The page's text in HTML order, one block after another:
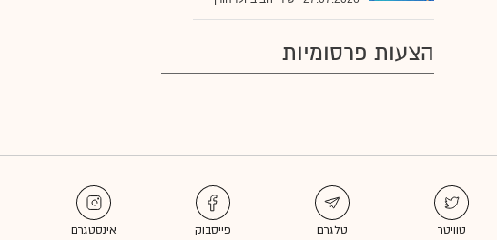
הצעות פרסומיות